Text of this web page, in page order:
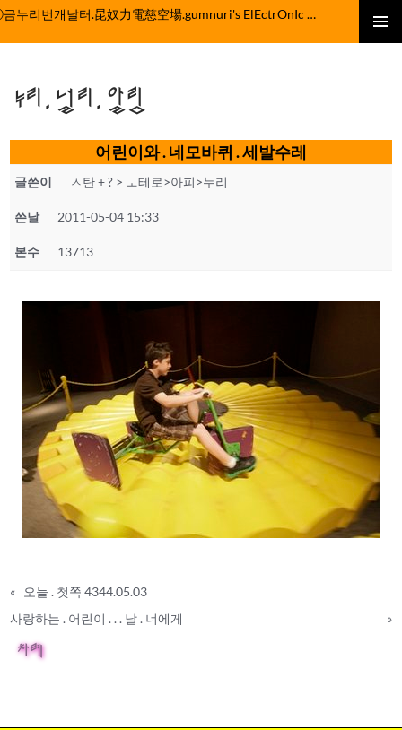
컨
뛰
기
ⓒ금누리번개날터.昆奴力電慈空場.gumnuri's ElEctrOnIc fActOrY
누리.널리.알림
어린이와 . 네모바퀴 . 세발수레
글쓴이 ㅅ탄 + ? > ㅗ테로>아피>누리
쓴날 2011-05-04 15:33
본수 13713
«
오늘 . 첫쪽 4344.05.03
사랑하는 . 어린이 . . . 날 . 너에게
»
차례